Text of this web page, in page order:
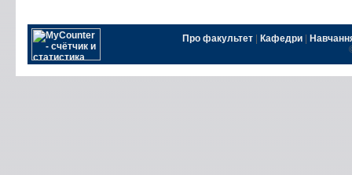
Про факультет Кафедри|